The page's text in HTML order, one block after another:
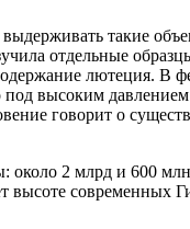
такие
отдельные
лютеция. В
высоким давлением
говорит о
2 млрд и 600
высоте